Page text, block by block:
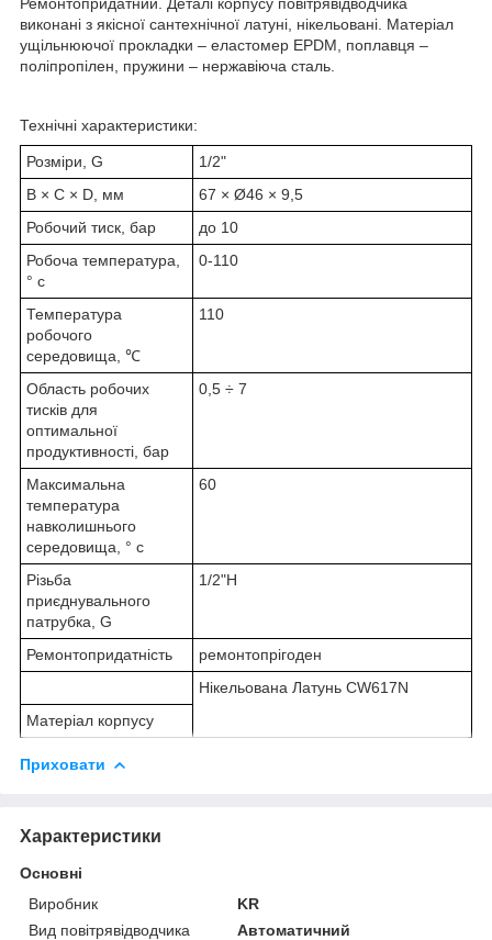
виконані з якісної сантехнічної латуні, нікельовані. Матеріал
ущільнюючої прокладки – еластомер EPDM, поплавця –
поліпропілен, пружини – нержавіюча сталь.
Технічні характеристики:
Розміри, G
1/2"
B × C × D, мм
67 × Ø46 × 9,5
Робочий тиск, бар
до 10
Робоча температура,
° с
0-110
Температура
робочого
середовища, ℃
110
Область робочих
тисків для
оптимальної
продуктивності, бар
0,5 ÷ 7
Максимальна
температура
навколишнього
середовища, ° с
60
Різьба
приєднувального
патрубка, G
1/2"Н
Ремонтопридатність
ремонтопрігоден
Нікельована Латунь CW617N
Матеріал корпусу
Приховати
Характеристики
Основні
Виробник
KR
Вид повітрявідводчика
Автоматичний